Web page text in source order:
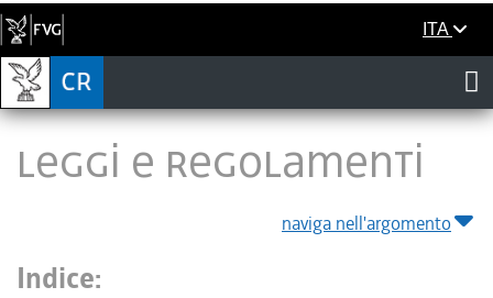
ITA
LEGGI E REGOLAMENTI
naviga nell'argomento
Indice: